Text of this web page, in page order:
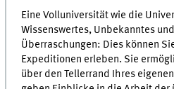
Eine Volluniversität wie die
Wissenswertes, Unbekanntes
Überraschungen: Dies können
Expeditionen erleben. Sie
über den Tellerrand Ihres